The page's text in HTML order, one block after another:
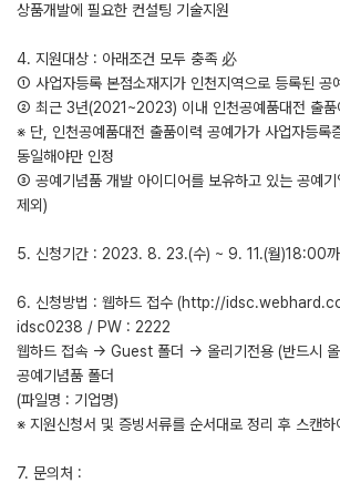
상품개발에 필요한 컨설팅 기술지원
4. 지원대상 : 아래조건 모두 충족 必
① 사업자등록 본점소재지가 인천지역으로 등록된 공
② 최근 3년(2021~2023) 이내 인천공예품대전 출품
※ 단, 인천공예품대전 출품이력 공예가가 사업자등록
동일해야만 인정
③ 공예기념품 개발 아이디어를 보유하고 있는 공예
제외)
5. 신청기간 : 2023. 8. 23.(수) ~ 9. 11.(월)18:00까
6. 신청방법 : 웹하드 접수 (http://
idsc0238 / PW : 2222
웹하드 접속 → Guest 폴더 → 올리기전용 (반드시
공예기념품 폴더
(파일명 : 기업명)
※ 지원신청서 및 증빙서류를 순서대로 정리 후 스캔
7. 문의처 :